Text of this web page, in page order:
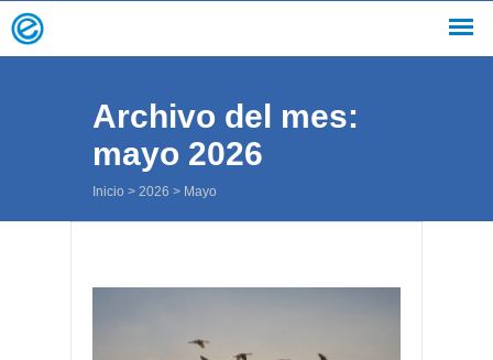
Archivo del mes:
mayo 2026
Inicio > 2026 > Mayo